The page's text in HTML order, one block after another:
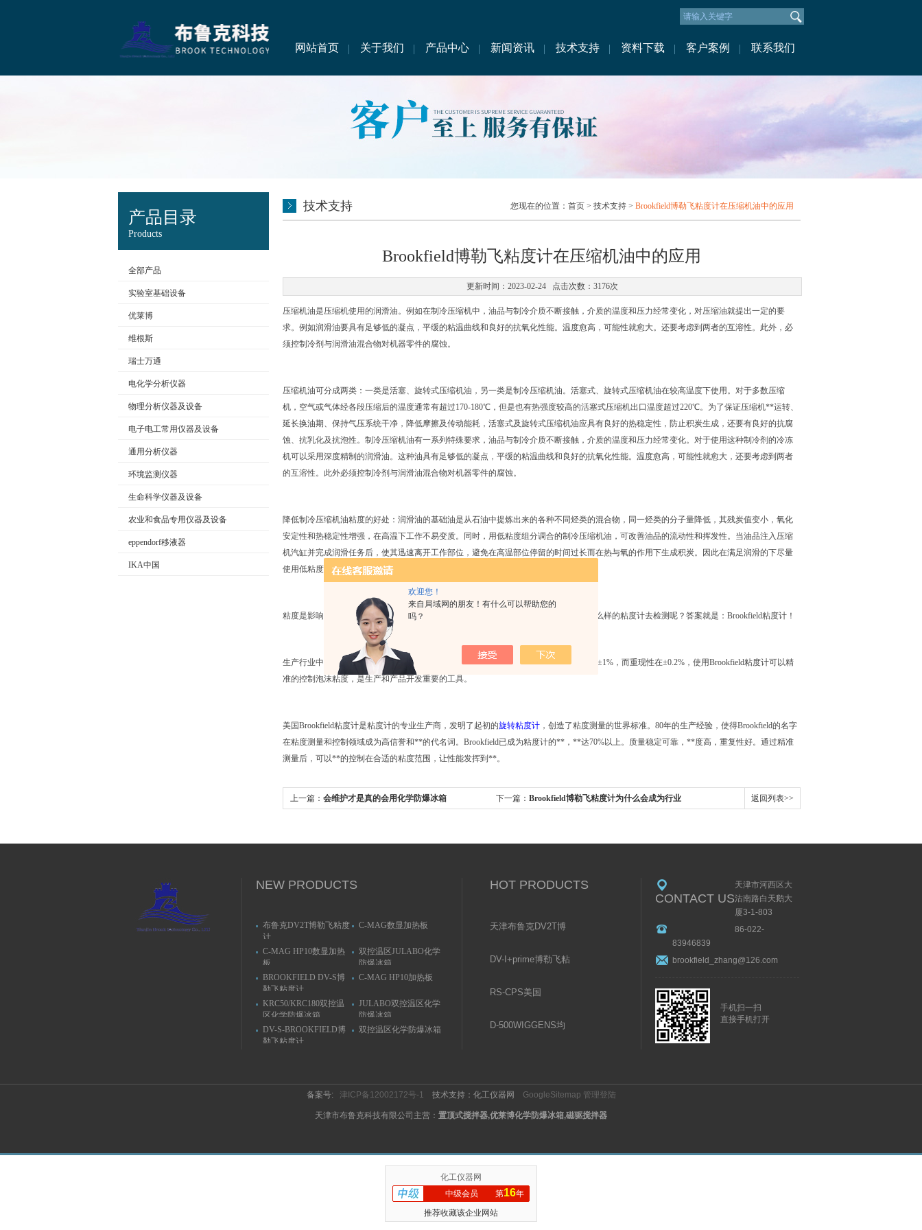
欢迎您！
来自局域网的朋友！有什么可以帮助您的
吗？
网站首页 关于我们 产品中心 新闻资讯 技术支持 资料下载 客户案例 联系我们
产品目录
Products
全部产品
实验室基础设备
优莱博
维根斯
瑞士万通
电化学分析仪器
物理分析仪器及设备
电子电工常用仪器及设备
通用分析仪器
环境监测仪器
生命科学仪器及设备
农业和食品专用仪器及设备
eppendorf移液器
IKA中国
技术支持 您现在的位置： 首页 > 技术支持 > Brookfield博勒飞粘度计在压缩机油中的应用
Brookfield博勒飞粘度计在压缩机油中的应用
更新时间：2023-02-24 点击次数：3176次
压缩机油是压缩机使用的润滑油。例如在制冷压缩机中，油品与制冷介质不断接触，介质的温度和压力经常变化，对压缩油就提出一定的要
求。例如润滑油要具有足够低的凝点，平缓的粘温曲线和良好的抗氧化性能。温度愈高，可能性就愈大。还要考虑到两者的互溶性。此外，必
须控制冷剂与润滑油混合物对机器零件的腐蚀。
压缩机油可分成两类：一类是活塞、旋转式压缩机油，另一类是制冷压缩机油。活塞式、旋转式压缩机油在较高温度下使用。对于多数压缩
机，空气或气体经各段压缩后的温度通常有超过170-180℃，但是也有热强度较高的活塞式压缩机出口温度超过220℃。为了保证压缩机**运转、
延长换油期、保持气压系统干净，降低摩擦及传动能耗，活塞式及旋转式压缩机油应具有良好的热稳定性，防止积炭生成，还要有良好的抗腐
蚀、抗乳化及抗泡性。制冷压缩机油有一系列特殊要求，油品与制冷介质不断接触，介质的温度和压力经常变化。对于使用这种制冷剂的冷冻
机可以采用深度精制的润滑油。这种油具有足够低的凝点，平缓的粘温曲线和良好的抗氧化性能。温度愈高，可能性就愈大，还要考虑到两者
的互溶性。此外必须控制冷剂与润滑油混合物对机器零件的腐蚀。
降低制冷压缩机油粘度的好处：润滑油的基础油是从石油中提炼出来的各种不同烃类的混合物，同一烃类的分子量降低，其残炭值变小，氧化
安定性和热稳定性增强，在高温下工作不易变质。同时，用低粘度组分调合的制冷压缩机油，可改善油品的流动性和挥发性。当油品注入压缩
机汽缸并完成润滑任务后，使其迅速离开工作部位，避免在高温部位停留的时间过长而在热与氧的作用下生成积炭。因此在满足润滑的下尽量
使用低粘度的油品。
粘度是影响压缩机油性能、质量的至关重要因素。如何控制好压缩机油的粘度计，用什么样的粘度计去检测呢？答案就是： Brookfield粘度计！
生产行业中通常使用Brookfield 博勒飞 粘度计来检测控制产品粘度。精度可达测量范围的 ±1%，而重现性在±0.2%，使用Brookfield粘度计可以精
准的控制泡沫粘度，是生产和产品开发重要的工具。
美国Brookfield粘度计是粘度计的专业生产商，发明了起初的旋转粘度计 ，创造了粘度测量的世界标准。 80年的生产经验，使得Brookfield的名字
在粘度测量和控制领域成为高信誉和**的代名词。Brookfield已成为粘度计的**，**达70%以上。质量稳定可靠，**度高，重复性好。通过精准
测量后，可以**的控制在合适的粘度范围，让性能发挥到**。
上一篇： 会维护才是真的会用化学防爆冰箱 下一篇： Brookfield博勒飞粘度计为什么会成为行业 返回列表>>
NEW PRODUCTS
布鲁克DV2T博勒飞粘度
计
C-MAG数显加热板
C-MAG HP10数显加热
板
双控温区JULABO化学
防爆冰箱
BROOKFIELD DV-S博
勒飞粘度计
C-MAG HP10加热板
KRC50/KRC180双控温
区化学防爆冰箱
JULABO双控温区化学
防爆冰箱
DV-S-BROOKFIELD博
勒飞粘度计
双控温区化学防爆冰箱
HOT PRODUCTS
天津布鲁克DV2T博
DV-I+prime博勒飞粘
RS-CPS美国
D-­500WIGGENS均
CONTACT US
天津市河西区大
沽南路白天鹅大
厦3-1-803
86-022-
83946839
brookfield_zhang@126.com
手机扫一扫
直接手机打开
备案号: 津ICP备12002172号-1 技术支持：化工仪器网 GoogleSitemap 管理登陆
天津市布鲁克科技有限公司主营： 置顶式搅拌器,优莱博化学防爆冰箱,磁驱搅拌器
化工仪器网
中级会员
第16年
推荐收藏该企业网站